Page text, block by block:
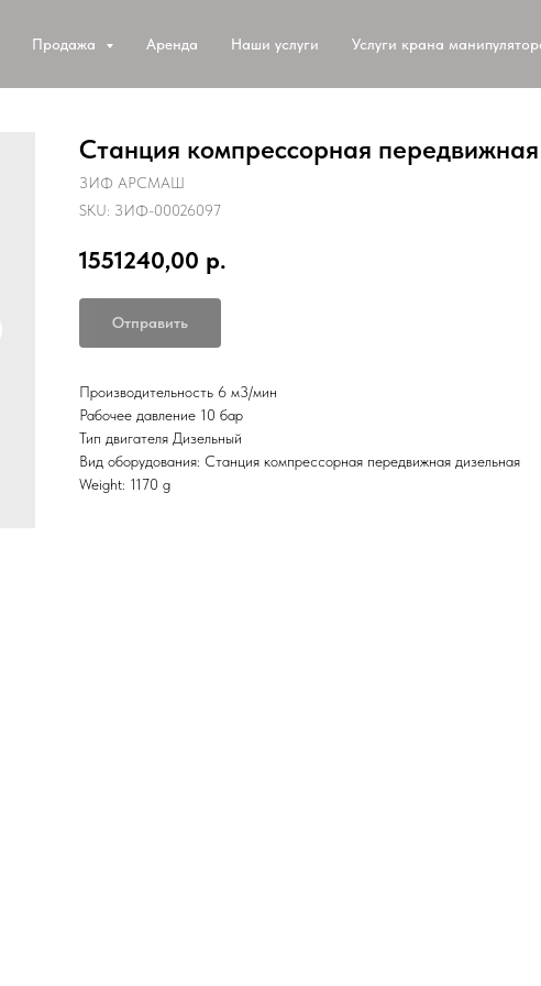
Продажа Аренда Наши услуги Услуги крана
Станция компрессорная
ЗИФ АРСМАШ
SKU: ЗИФ-00026097
1551240,00 р.
Отправить
Производительность 6 м3/мин
Рабочее давление 10 бар
Тип двигателя Дизельный
Вид оборудования: Станция компрессорная передвижная дизельная
Weight: 1170 g